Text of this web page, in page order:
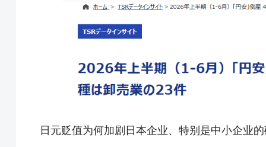
日元贬值为何加剧日本企业、特别是中小企业